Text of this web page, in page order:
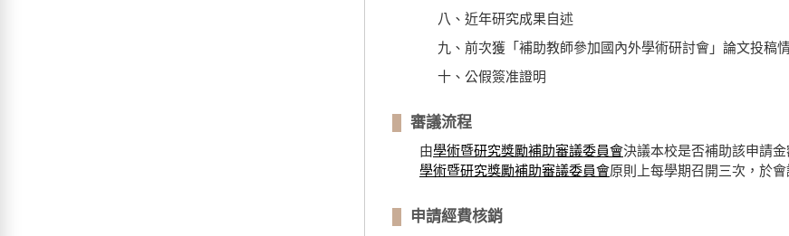
八、近年研究成果自述
九、前次獲「補助教師參加國內外學術研討會」論文投稿
十、公假簽准證明
審議流程
由學術暨研究獎勵補助審議委員會決議本校是否補助該申請金
學術暨研究獎勵補助審議委員會原則上每學期召開三次，於
申請經費核銷